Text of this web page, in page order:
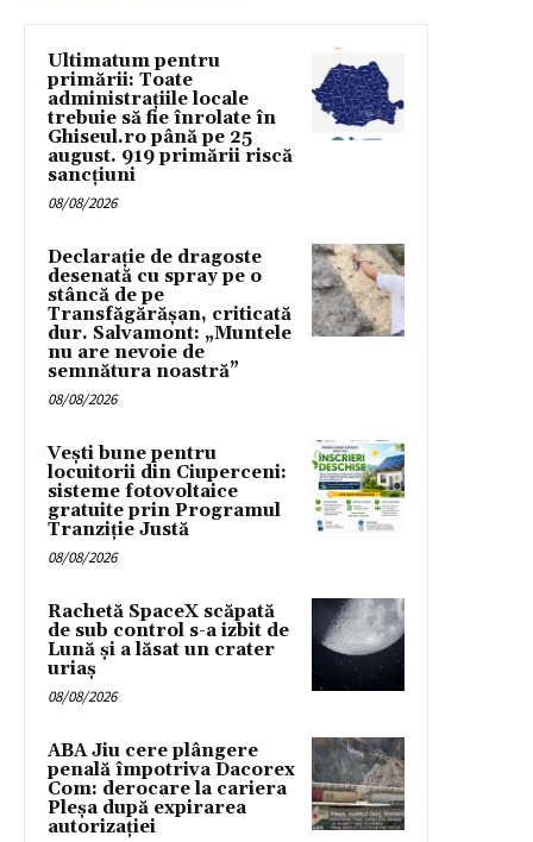
Ultimatum pentru
primării: Toate
administrațiile locale
trebuie să fie înrolate în
Ghiseul.ro până pe 25
august. 919 primării riscă
sancțiuni
08/08/2026
Declarație de dragoste
desenată cu spray pe o
stâncă de pe
Transfăgărășan, criticată
dur. Salvamont: „Muntele
nu are nevoie de
semnătura noastră”
08/08/2026
Vești bune pentru
locuitorii din Ciuperceni:
sisteme fotovoltaice
gratuite prin Programul
Tranziție Justă
08/08/2026
Rachetă SpaceX scăpată
de sub control s-a izbit de
Lună și a lăsat un crater
uriaș
08/08/2026
ABA Jiu cere plângere
penală împotriva Dacorex
Com: derocare la cariera
Pleșa după expirarea
autorizației